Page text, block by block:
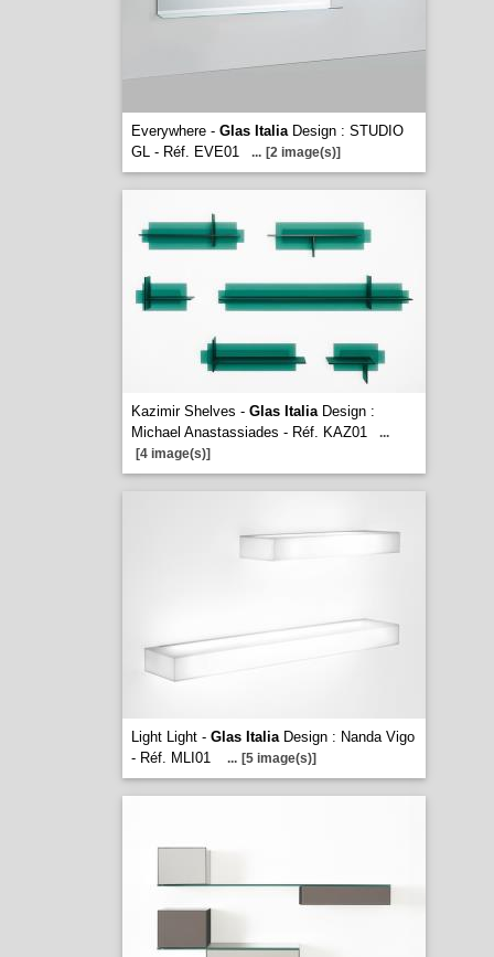
Everywhere - Glas ItaliaDesign : STUDIO
GL - Réf. EVE01
... [2 image(s)]
Kazimir Shelves - Glas ItaliaDesign :
Michael Anastassiades - Réf. KAZ01
...
[4 image(s)]
Light Light - Glas ItaliaDesign : Nanda Vigo
- Réf. MLI01
... [5 image(s)]